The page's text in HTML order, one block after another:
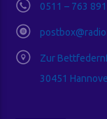
0511 – 763
Zur
30451